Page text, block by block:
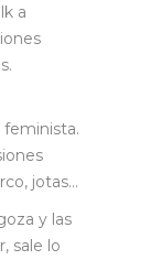
a
feminista.
jotas…
y las
sale lo